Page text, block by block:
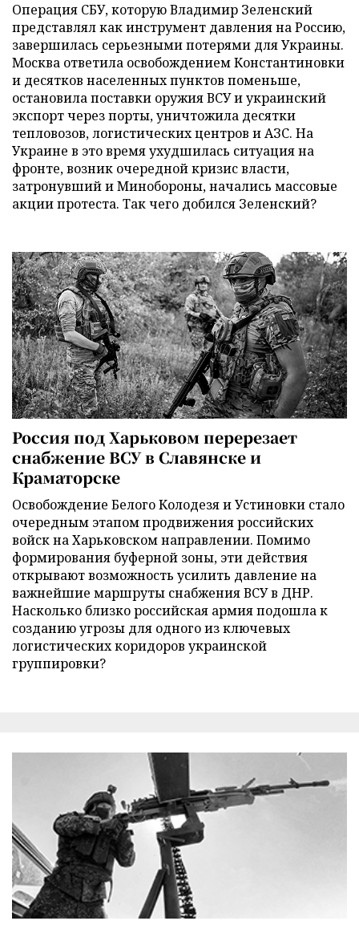
Операция СБУ, которую Владимир Зеленский
представлял как инструмент давления на Россию,
завершилась серьезными потерями для Украины.
Москва ответила освобождением Константиновки
и десятков населенных пунктов поменьше,
остановила поставки оружия ВСУ и украинский
экспорт через порты, уничтожила десятки
тепловозов, логистических центров и АЗС. На
Украине в это время ухудшилась ситуация на
фронте, возник очередной кризис власти,
затронувший и Минобороны, начались массовые
акции протеста. Так чего добился Зеленский?
Россия под Харьковом перерезает
снабжение ВСУ в Славянске и
Краматорске
Освобождение Белого Колодезя и Устиновки стало
очередным этапом продвижения российских
войск на Харьковском направлении. Помимо
формирования буферной зоны, эти действия
открывают возможность усилить давление на
важнейшие маршруты снабжения ВСУ в ДНР.
Насколько близко российская армия подошла к
созданию угрозы для одного из ключевых
логистических коридоров украинской
группировки?